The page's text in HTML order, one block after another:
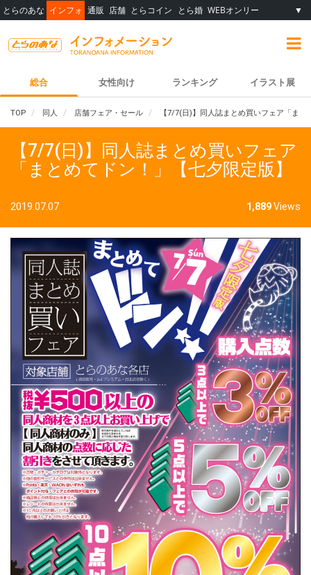
とらのあな インフォ 通販 店舗 とらコイン とら婚 WEBオンリー ▼
総合 女性向け ランキング イラスト展
TOP 同人 店舗フェア・セール 【7/7(日)】同人誌まとめ買いフェア「ま
【7/7(日)】同人誌まとめ買いフェア
「まとめてドン！」【七夕限定版】
2019.07.07 1,889Views